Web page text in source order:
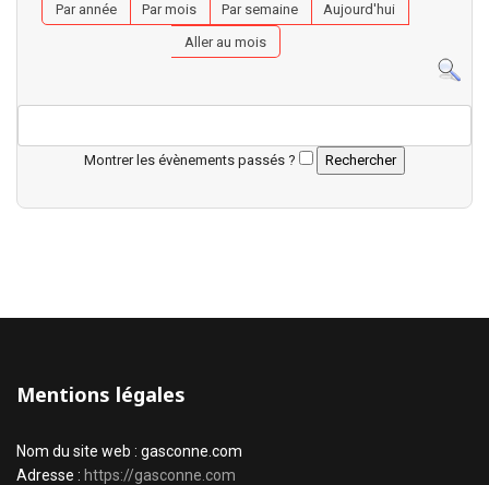
Par année Par mois Par semaine
Aujourd'hui
Aller au mois
Montrer les évènements passés ?
Mentions légales
Nom du site web : gasconne.com
Adresse : https://gasconne.com